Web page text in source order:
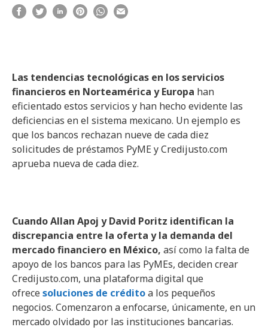
Las tendencias tecnológicas en los servicios
financieros en Norteamérica y Europa han
eficientado estos servicios y han hecho evidente las
deficiencias en el sistema mexicano. Un ejemplo es
que los bancos rechazan nueve de cada diez
solicitudes de préstamos PyME y Credijusto.com
aprueba nueva de cada diez.
Cuando Allan Apoj y David Poritz identifican la
discrepancia entre la oferta y la demanda del
mercado financiero en México, así como la falta de
apoyo de los bancos para las PyMEs, deciden crear
Credijusto.com, una plataforma digital que
ofrecesoluciones de créditoa los pequeños
negocios. Comenzaron a enfocarse, únicamente, en un
mercado olvidado por las instituciones bancarias.